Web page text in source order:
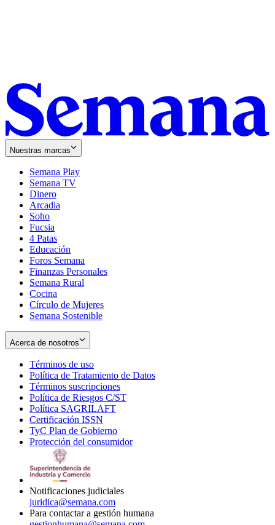
Nuestras marcas
Semana Play
Semana TV
Dinero
Arcadia
Soho
in
new
window
Fucsia
in
new
window
4 Patas
Educación
Foros Semana
Finanzas Personales
Semana Rural
Cocina
Círculo de Mujeres
Semana Sostenible
Acerca de nosotros
Términos de uso
in
new
window
Política de Tratamiento de Datos
Términos suscripciones
in
Política de Riesgos C/ST
Política SAGRILAFT
new
window
Certificación ISSN
in
new
TyC Plan de Gobierno
in
Protección del consumidorOpens
Notificaciones judiciales
juridica@semana.com
Para contactar a gestión humana